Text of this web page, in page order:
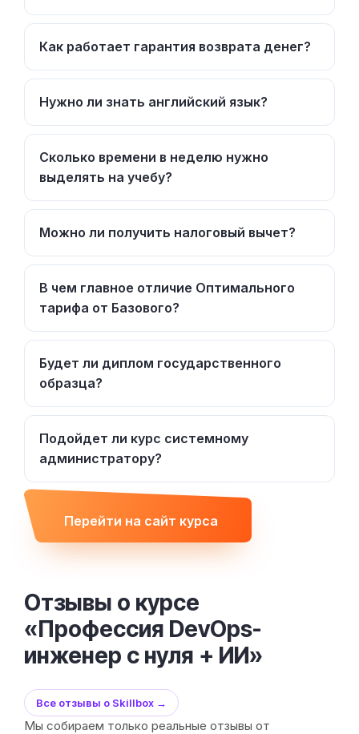
Как работает гарантия возврата денег?
Нужно ли знать английский язык?
Сколько времени в неделю нужно
выделять на учебу?
Можно ли получить налоговый вычет?
В чем главное отличие Оптимального
тарифа от Базового?
Будет ли диплом государственного
образца?
Подойдет ли курс системному
администратору?
Перейти на сайт курса
Отзывы о курсе
«Профессия DevOps-
инженер с нуля + ИИ»
Все отзывы о Skillbox →
Мы собираем только реальные отзывы от